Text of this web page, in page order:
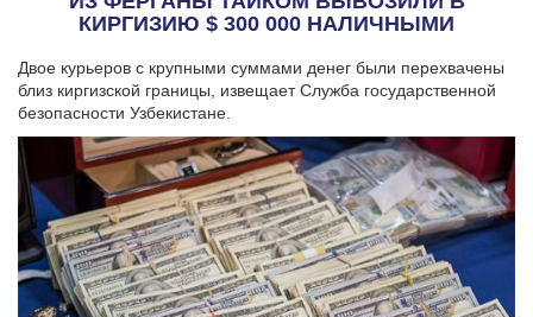
КИРГИЗИЮ $ 300 000 НАЛИЧНЫМИ
Двое курьеров с крупными суммами денег были перехвачены
близ киргизской границы, извещает Служба государственной
безопасности Узбекистане.